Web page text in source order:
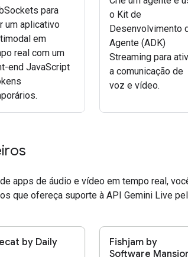
para
um aplicativo
em
real com um
end JavaScript
o Kit de
Desenvolvimento
Agente (ADK)
Streaming para
a comunicação de
voz e vídeo.
apps de áudio e vídeo em tempo real,
que ofereça suporte à API Gemini Live
by Daily
Fishjam by
Software